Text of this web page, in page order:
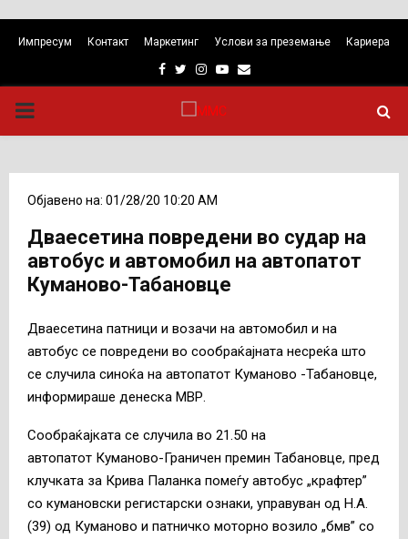
Импресум Контакт Маркетинг Услови за преземање Кариера
Facebook
TwitterInstagram
Youtube
Email
PRIMARY
Објавено на: 01/28/20 10:20 AM
Дваесетина повредени во судар на
автобус и автомобил на автопатот
Куманово-Табановце
Дваесетина патници и возачи на автомобил и на
автобус се повредени во сообраќајната несреќа што
се случила синоќа на автопатот Куманово -Табановце,
информираше денеска МВР.
Сообраќајката се случила во 21.50 на
автопатот Куманово-Граничен премин Табановце, пред
клучката за Крива Паланка помеѓу автобус „крафтер”
со кумановски регистарски ознаки, управуван од Н.А.
(39) од Куманово и патничко моторно возило „бмв” со